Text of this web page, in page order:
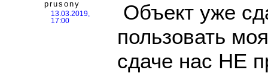
prusony
13.03.2019,
17:00
Объект уже
пользовать
сдаче нас НЕ